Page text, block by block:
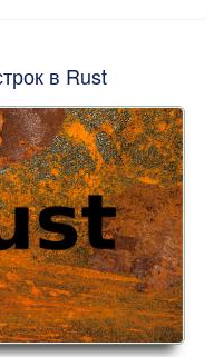
в Rust